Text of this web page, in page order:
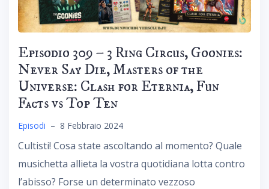
Episodio 309 – 3 Ring Circus, Goonies:
Never Say Die, Masters of the
Universe: Clash for Eternia, Fun
Facts vs Top Ten
Episodi – 8 Febbraio 2024
Cultisti! Cosa state ascoltando al momento? Quale
musichetta allieta la vostra quotidiana lotta contro
l’abisso? Forse un determinato vezzoso